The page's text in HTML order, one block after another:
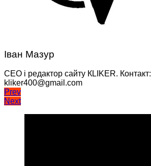
Іван Мазур
CEO і редактор сайту КLIKER. Контакт:
kliker400@gmail.com
Навігація
записів
Prev
Next